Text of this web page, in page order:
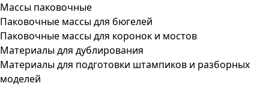
Массы паковочные
Паковочные массы для бюгелей
Паковочные массы для коронок и мостов
Материалы для дублирования
Материалы для подготовки штампиков и разборных
моделей